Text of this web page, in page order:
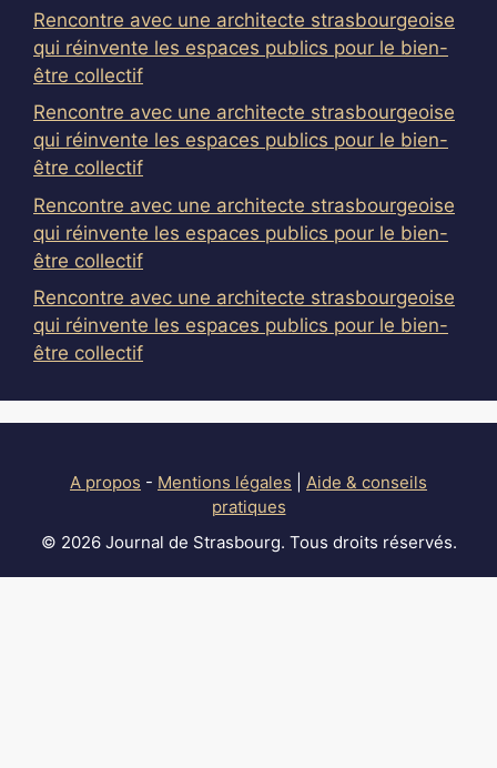
Rencontre avec une architecte strasbourgeoise
qui réinvente les espaces publics pour le bien-
être collectif
Rencontre avec une architecte strasbourgeoise
qui réinvente les espaces publics pour le bien-
être collectif
Rencontre avec une architecte strasbourgeoise
qui réinvente les espaces publics pour le bien-
être collectif
Rencontre avec une architecte strasbourgeoise
qui réinvente les espaces publics pour le bien-
être collectif
A propos - Mentions légales
Aide & conseils
pratiques
© 2026 Journal de Strasbourg. Tous droits réservés.